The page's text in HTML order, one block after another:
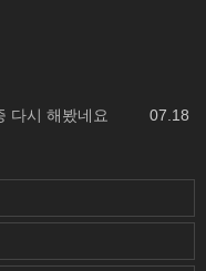
07.18
다시 해봤네요